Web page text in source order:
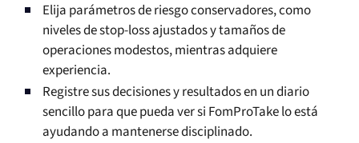
Elija parámetros de riesgo conservadores, como
niveles de stop-loss ajustados y tamaños de
operaciones modestos, mientras adquiere
experiencia.
Registre sus decisiones y resultados en un diario
sencillo para que pueda ver si FomProTake lo está
ayudando a mantenerse disciplinado.